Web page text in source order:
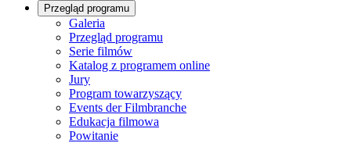
Przegląd programu
Galeria
Przegląd programu
Serie filmów
Katalog z programem online
Jury
Program towarzyszący
Events der Filmbranche
Edukacja filmowa
Powitanie